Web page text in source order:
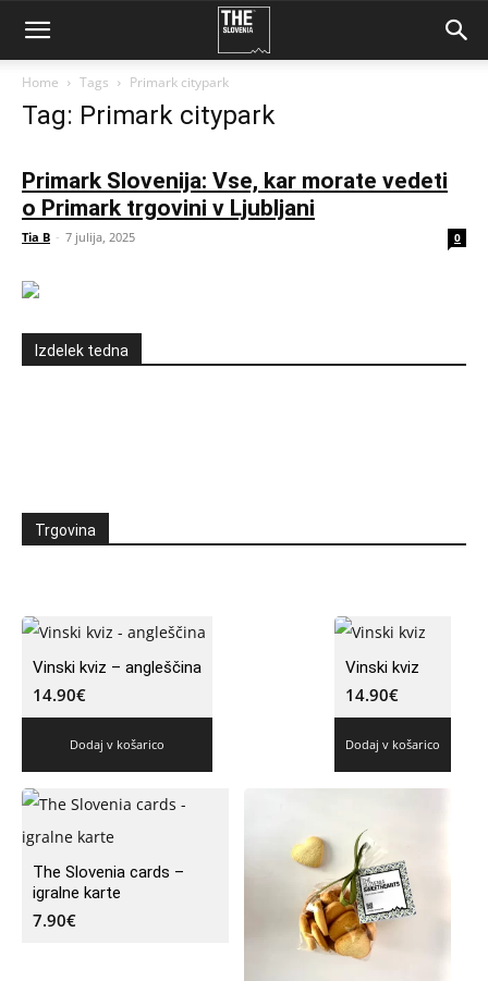
Home Tags Primark citypark
Tag: Primark citypark
Primark Slovenija: Vse, kar morate vedeti
o Primark trgovini v Ljubljani
Tia B - 7 julija, 2025 0
Izdelek tedna
Trgovina
Vinski kviz – angleščina
14.90€
Dodaj v košarico
Vinski kviz
14.90€
Dodaj v košarico
The Slovenia cards –
igralne karte
7.90€